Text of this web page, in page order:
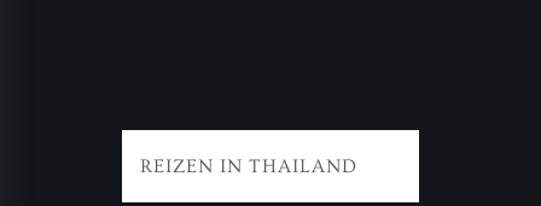
REIZEN IN THAILAND